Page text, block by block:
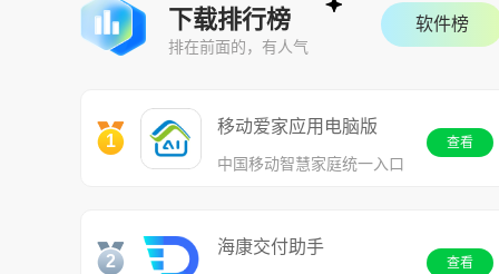
下载排行榜
排在前面的，有人气
软件榜
1
移动爱家应用电脑版
中国移动智慧家庭统一入口
查看
2
海康交付助手
查看